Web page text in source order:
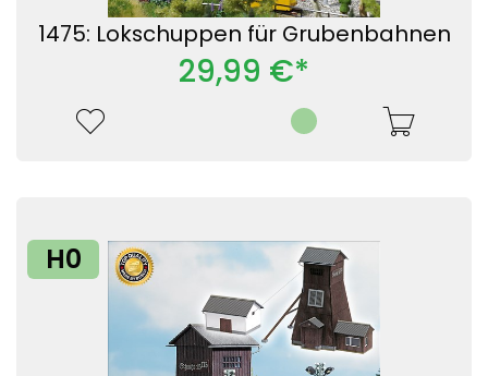
1475: Lokschuppen für Grubenbahnen
29,99 €*
H0